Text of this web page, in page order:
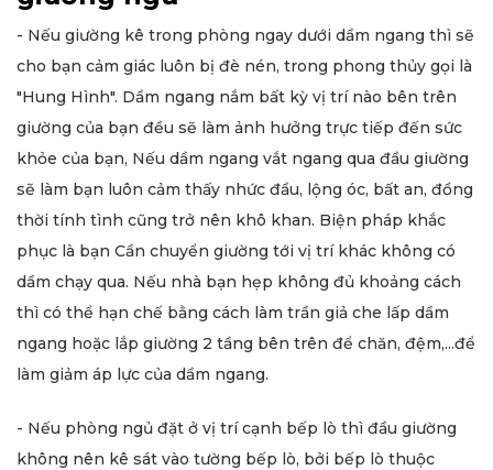
- Nếu giường kê trong phòng ngay dưới dầm ngang thì sẽ
cho bạn cảm giác luôn bị đè nén, trong phong thủy gọi là
"Hung Hình". Dầm ngang nắm bất kỳ vị trí nào bên trên
giường của bạn đều sẽ làm ảnh hưởng trực tiếp đến sức
khỏe của bạn, Nếu dầm ngang vắt ngang qua đầu giường
sẽ làm bạn luôn cảm thấy nhức đầu, lộng óc, bất an, đồng
thời tính tình cũng trở nên khô khan. Biện pháp khắc
phục là bạn Cần chuyển giường tới vị trí khác không có
dầm chạy qua. Nếu nhà bạn hẹp không đủ khoảng cách
thì có thể hạn chế bằng cách làm trần giả che lấp dầm
ngang hoặc lắp giường 2 tầng bên trên để chăn, đệm,...để
làm giảm áp lực của dầm ngang.
- Nếu phòng ngủ đặt ở vị trí cạnh bếp lò thì đầu giường
không nên kê sát vào tường bếp lò, bởi bếp lò thuộc